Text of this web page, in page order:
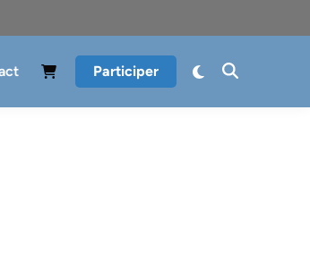
Participer